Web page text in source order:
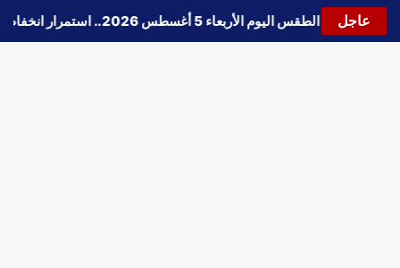
عاجل 🔵حالة الطقس اليوم الأربعاء 5 أغسطس 2026.. استمرار انخفاض الحرارة وتحذيرات من الشبورة واضطراب الملاحة